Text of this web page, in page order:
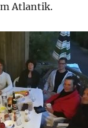
Atlantik.